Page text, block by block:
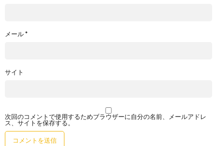
メール*
サイト
次回のコメントで使用するためブラウザーに自分の名前、メールアドレ
ス、サイトを保存する。